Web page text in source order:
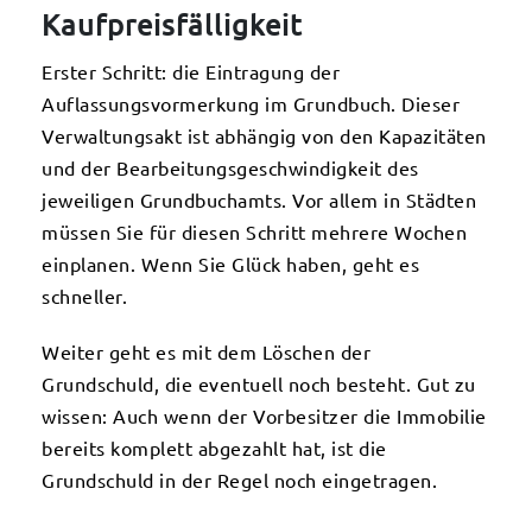
Kaufpreisfälligkeit
Erster Schritt: die Eintragung der
Auflassungsvormerkung im Grundbuch. Dieser
Verwaltungsakt ist abhängig von den Kapazitäten
und der Bearbeitungsgeschwindigkeit des
jeweiligen Grundbuchamts. Vor allem in Städten
müssen Sie für diesen Schritt mehrere Wochen
einplanen. Wenn Sie Glück haben, geht es
schneller.
Weiter geht es mit dem Löschen der
Grundschuld, die eventuell noch besteht. Gut zu
wissen: Auch wenn der Vorbesitzer die Immobilie
bereits komplett abgezahlt hat, ist die
Grundschuld in der Regel noch eingetragen.